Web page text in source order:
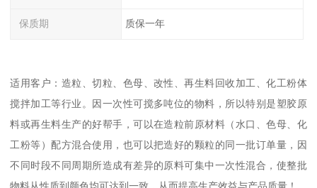
保质期 质保一年
适用客户：造粒、切粒、色母、改性、再生料回收加工、化工粉体
搅拌加工等行业。因一次性可搅多吨位的物料，所以特别是塑胶原
料或再生料生产的好帮手，可以在造粒前原材料（水口、色母、化
工粉等）配方混合使用，也可以把造好的颗粒的同一批订单量，因
不同时段不同周期所造成有差异的原料可集中一次性混合，使整批